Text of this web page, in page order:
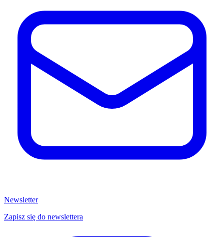
Newsletter
Zapisz się do newslettera